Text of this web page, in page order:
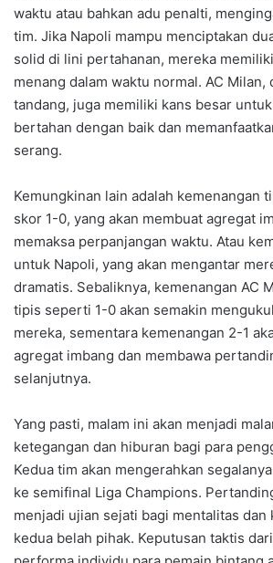
waktu atau bahkan adu penalti,
tim. Jika Napoli mampu menciptakan
solid di lini pertahanan, mereka
menang dalam waktu normal. AC Milan,
tandang, juga memiliki kans besar
bertahan dengan baik dan
serang.
Kemungkinan lain adalah kemenangan
skor 1-0, yang akan membuat agregat
memaksa perpanjangan waktu. Atau
untuk Napoli, yang akan mengantar
dramatis. Sebaliknya, kemenangan AC
tipis seperti 1-0 akan semakin
mereka, sementara kemenangan 2-1
agregat imbang dan membawa
selanjutnya.
Yang pasti, malam ini akan menjadi
ketegangan dan hiburan bagi para
Kedua tim akan mengerahkan
ke semifinal Liga Champions.
menjadi ujian sejati bagi mentalitas dan
kedua belah pihak. Keputusan taktis